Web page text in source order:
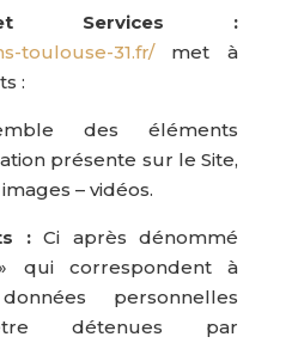
et Services :
toulouse-31.fr/met à
:
des éléments
présente sur le Site,
– vidéos.
:Ci après dénommé
qui correspondent à
personnelles
détenues par